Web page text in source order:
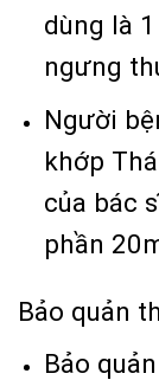
dùng là
ngưng
Người
khớp
của bác
phần
Bảo quản
Bảo